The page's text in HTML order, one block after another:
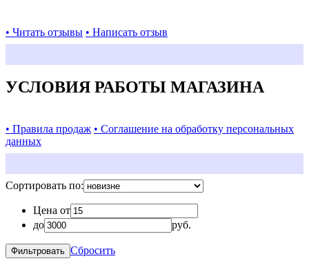
• Читать отзывы • Написать отзыв
УСЛОВИЯ РАБОТЫ МАГАЗИНА
• Правила продаж • Соглашение на обработку персональных
данных
Сортировать по:
Цена от
до
руб.
Сбросить